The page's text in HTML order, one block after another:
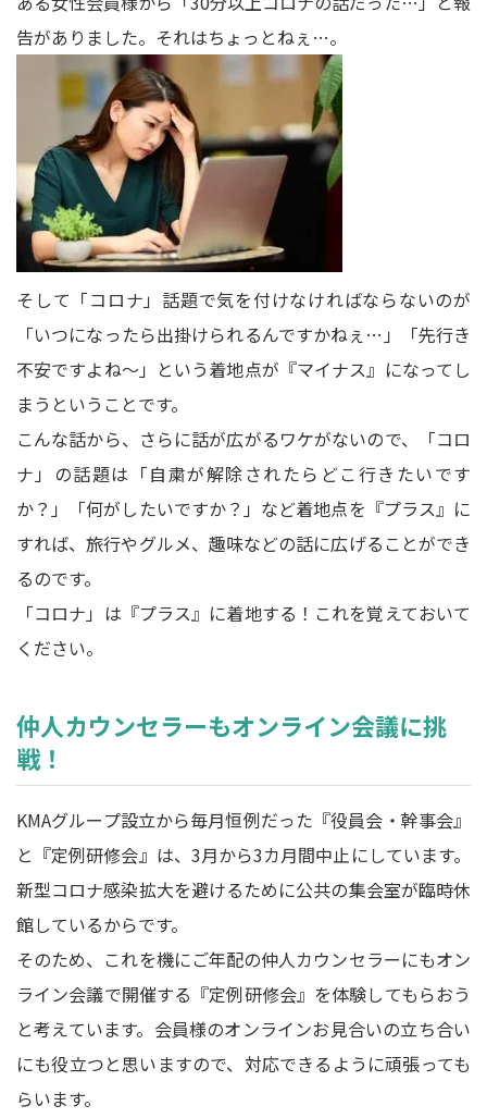
告がありました。それはちょっとねぇ…。
そして「コロナ」話題で気を付けなければならないのが
「いつになったら出掛けられるんですかねぇ…」「先行き
不安ですよね～」という着地点が『マイナス』になってし
まうということです。
こんな話から、さらに話が広がるワケがないので、「コロ
ナ」の話題は「自粛が解除されたらどこ行きたいです
か？」「何がしたいですか？」など着地点を『プラス』に
すれば、旅行やグルメ、趣味などの話に広げることができ
るのです。
「コロナ」は『プラス』に着地する！これを覚えておいて
ください。
仲人カウンセラーもオンライン会議に挑
戦！
KMAグループ設立から毎月恒例だった『役員会・幹事会』
と『定例研修会』は、3月から3カ月間中止にしています。
新型コロナ感染拡大を避けるために公共の集会室が臨時休
館しているからです。
そのため、これを機にご年配の仲人カウンセラーにもオン
ライン会議で開催する『定例研修会』を体験してもらおう
と考えています。会員様のオンラインお見合いの立ち合い
にも役立つと思いますので、対応できるように頑張っても
らいます。